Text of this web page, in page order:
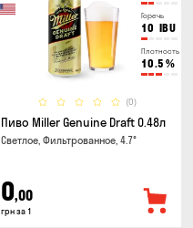
Горечь
10 IBU
Плотность
10.5 %
(0)
Пиво Miller Genuine Draft 0.48л
Светлое, Фильтрованное, 4.7°
0,00
грн за 1